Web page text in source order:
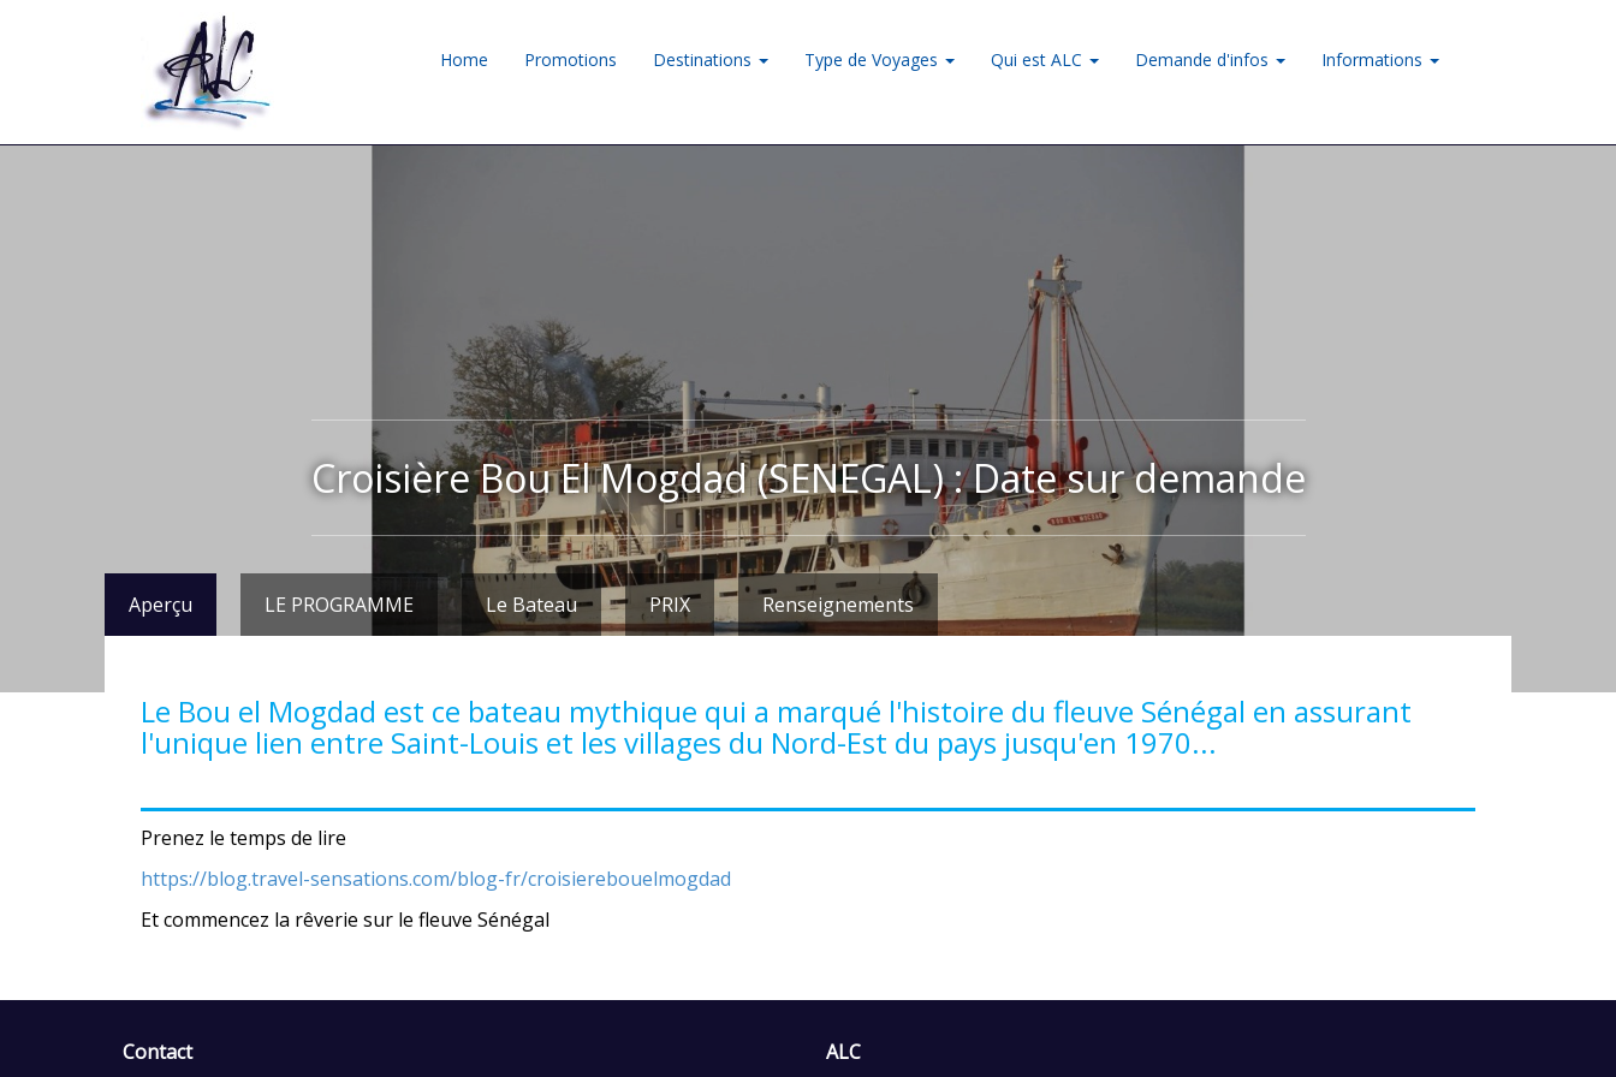
Home Promotions Destinations Type de Voyages Qui est ALC Demande d'infos Informations
Croisière Bou El Mogdad (SENEGAL) : Date sur demande
Aperçu LE PROGRAMME Le Bateau PRIX Renseignements
Le Bou el Mogdad est ce bateau mythique qui a marqué l'histoire du fleuve Sénégal en assurant
l'unique lien entre Saint-Louis et les villages du Nord-Est du pays jusqu'en 1970...
Prenez le temps de lire
https://blog.travel-sensations.com/blog-fr/croisierebouelmogdad
Et commencez la rêverie sur le fleuve Sénégal
Contact ALC